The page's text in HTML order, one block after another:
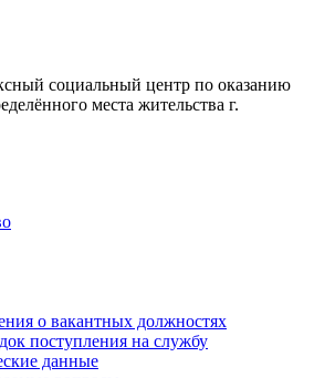
социальный центр по оказанию
места жительства г.
о вакантных должностях
поступления на службу
данные